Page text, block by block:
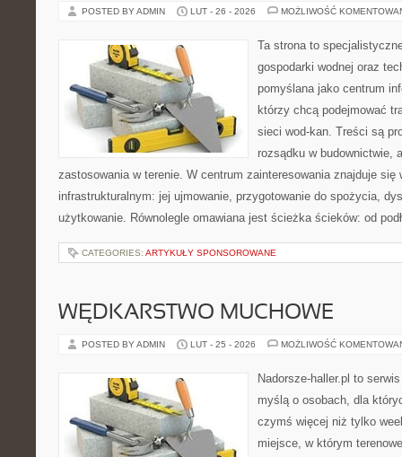
POSTED BY ADMIN LUT - 26 - 2026 MOŻLIWOŚĆ
Ta strona to
gospodarki wodnej oraz
pomyślana jako centrum
którzy chcą podejmować
sieci wod-kan. Treści są
rozsądku w budownictwie,
zastosowania w terenie. W centrum zainteresowania znajduje się
infrastrukturalnym: jej ujmowanie, przygotowanie do spożycia,
użytkowanie. Równolegle omawiana jest ścieżka ścieków: od
CATEGORIES: ARTYKUŁY SPONSOROWANE
WĘDKARSTWO MUCHOWE
POSTED BY ADMIN LUT - 25 - 2026 MOŻLIWOŚĆ
Nadorsze-haller.pl to
myślą o osobach, dla
czymś więcej niż tylko
miejsce, w którym